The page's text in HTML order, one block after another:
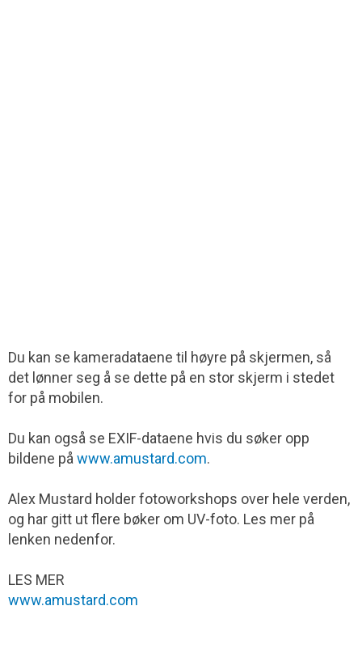
Du kan se kameradataene til høyre på skjermen, så
det lønner seg å se dette på en stor skjerm i stedet
for på mobilen.
Du kan også se EXIF-dataene hvis du søker opp
bildene på www.amustard.com.
Alex Mustard holder fotoworkshops over hele verden,
og har gitt ut flere bøker om UV-foto. Les mer på
lenken nedenfor.
LES MER
www.amustard.com